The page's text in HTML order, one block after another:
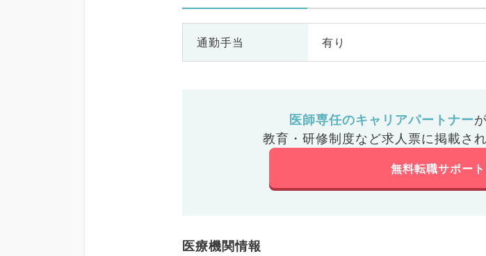
通勤手当 有り
医師専任のキャリアパートナーが
教育・研修制度など求人票に掲載さ
無料転職サポー
医療機関情報